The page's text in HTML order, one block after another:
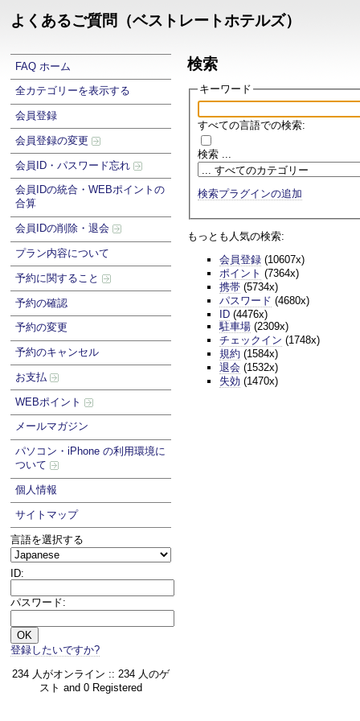
よくあるご質問（ベストレートホテルズ）
FAQ ホーム
全カテゴリーを表示する
会員登録
会員登録の変更
会員ID・パスワード忘れ
会員IDの統合・WEBポイントの
合算
会員IDの削除・退会
プラン内容について
予約に関すること
予約の確認
予約の変更
予約のキャンセル
お支払
WEBポイント
メールマガジン
パソコン・iPhone の利用環境に
ついて
個人情報
サイトマップ
言語を選択する
ID:
パスワード:
登録したいですか?
234 人がオンライン :: 234 人のゲ
スト and 0 Registered
検索
キーワード
すべての言語での検索:
検索 ...
検索プラグインの追加
もっとも人気の検索:
会員登録(10607x)
ポイント (7364x)
携帯(5734x)
パスワード (4680x)
ID(4476x)
駐車場(2309x)
チェックイン (1748x)
規約 (1584x)
退会 (1532x)
失効 (1470x)